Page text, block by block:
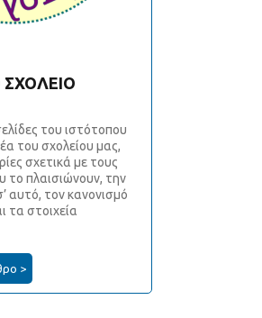
του ιστότοπου
του σχολείου μας,
σχετικά με τους
το πλαισιώνουν, την
αυτό, τον κανονισμό
τα στοιχεία
>